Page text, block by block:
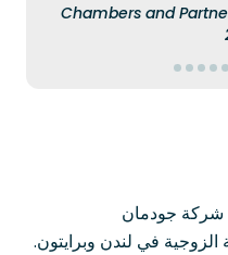
- Chambers and
شركة جودمان
في لندن وبرايتون.